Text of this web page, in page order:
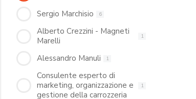
Sergio Marchisio 6
Alberto Crezzini - Magneti
Marelli
1
Alessandro Manuli 1
Consulente esperto di
marketing, organizzazione e
gestione della carrozzeria
1